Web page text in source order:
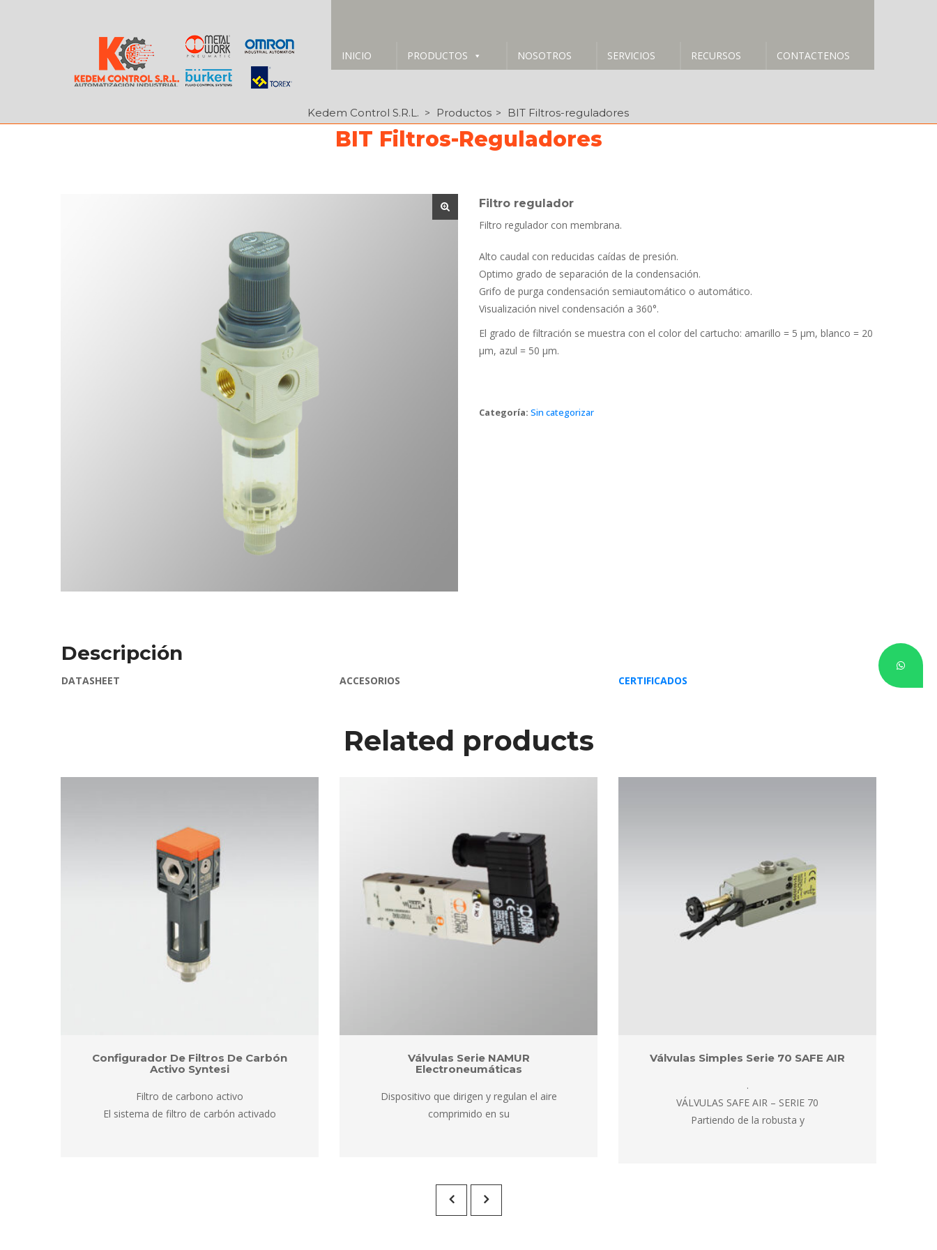
INICIO PRODUCTOS NOSOTROS SERVICIOS RECURSOS CONTACTENOS
Kedem Control S.R.L. > Producto > BIT Filtros-reguladore
BIT Filtros-Reguladore
Filtro regulador
Filtro regulador con membrana.
Alto caudal con reducidas caídas de presión.
Optimo grado de separación de la condensación.
Grifo de purga condensación semiautomático o automático.
Visualización nivel condensación a 360°.
El grado de filtración se muestra con el color del cartucho: amarillo = 5 µm, blanco = 20
µm, azul = 50 µm.
Categoría: Sin categorizar
Descripción
DATASHEET ACCESORIOS CERTIFICADOS
Related product
Configurador De Filtros De Carbón
Activo Syntesi
Filtro de carbono activo
El sistema de filtro de carbón activado
Válvulas Serie NAMUR
Electroneumática
Dispositivo que dirigen y regulan el aire
comprimido en su
Válvulas Simples Serie 70 SAFE AIR
.
VÁLVULAS SAFE AIR – SERIE 70
Partiendo de la robusta y